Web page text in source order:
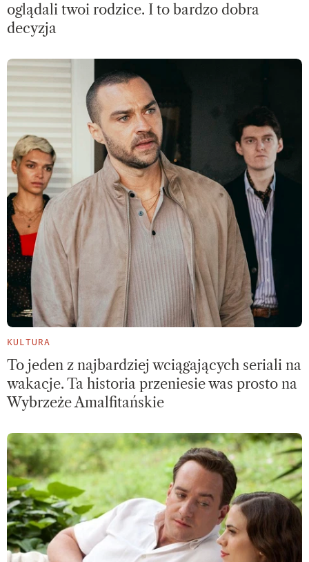
oglądali twoi rodzice. I to bardzo dobra
decyzja
KULTURA
To jeden z najbardziej wciągających seriali na
wakacje. Ta historia przeniesie was prosto na
Wybrzeże Amalfitańskie